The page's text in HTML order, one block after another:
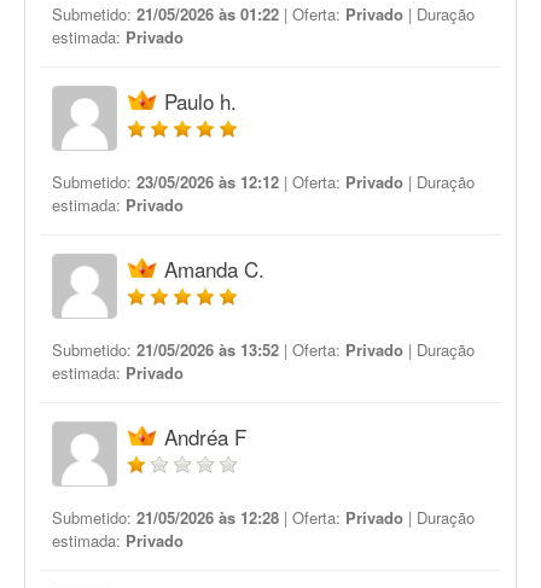
Submetido: 21/05/2026 às 01:22 | Oferta: Privado | Duração
estimada: Privado
Paulo h.
Submetido: 23/05/2026 às 12:12 | Oferta: Privado | Duração
estimada: Privado
Amanda C.
Submetido: 21/05/2026 às 13:52 | Oferta: Privado | Duração
estimada: Privado
Andréa F
Submetido: 21/05/2026 às 12:28 | Oferta: Privado | Duração
estimada: Privado